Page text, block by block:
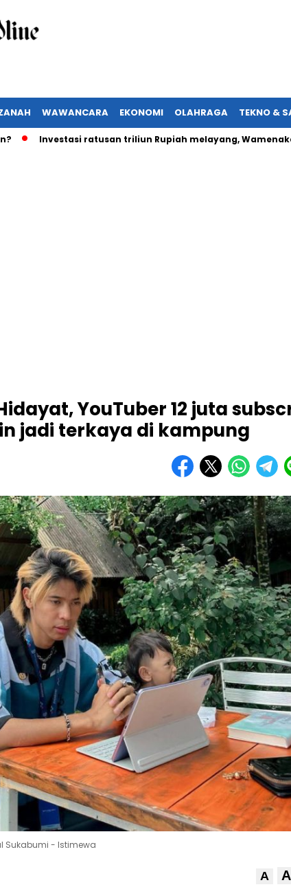
WAWANCARA EKONOMI OLAHRAGA TEKNO &
Investasi ratusan triliun Rupiah melayang, Wamenaker
YouTuber 12 juta
jadi terkaya di kampung
Sukabumi - Istimewa
A A